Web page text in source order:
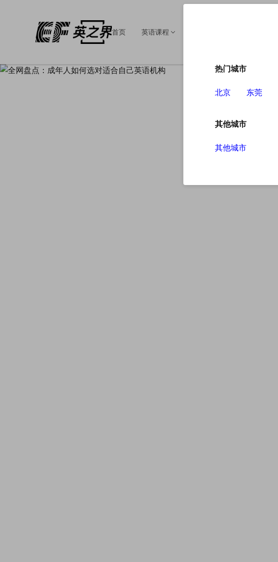
首页 英语课程
热门城市
北京 东莞
其他城市
其他城市